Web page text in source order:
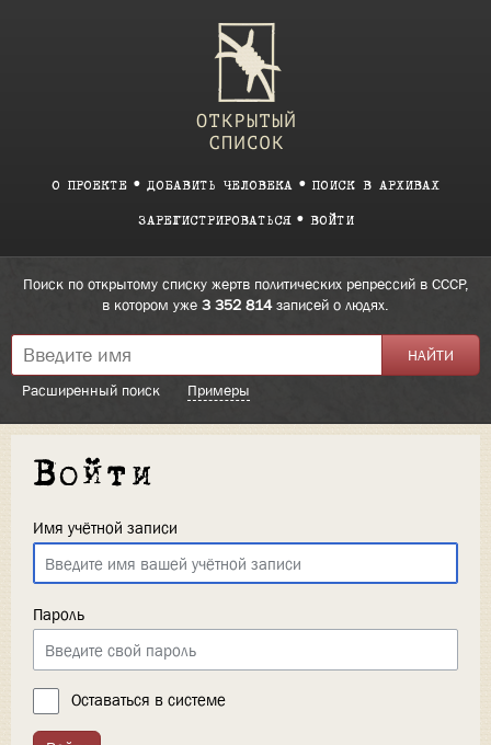
О ПРОЕКТЕ ДОБАВИТЬ ЧЕЛОВЕКА ПОИСК В АРХИВАХ
ЗАРЕГИСТРИРОВАТЬСЯ ВОЙТИ
Поиск по открытому списку жертв политических репрессий в СССР,
в котором уже 3 352 814записей о людях.
Расширенный поиск Примеры
Войти
Имя учётной записи
Пароль
Оставаться в системе